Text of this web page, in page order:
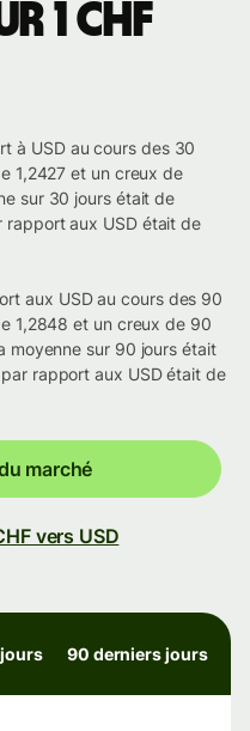
1 CHF
à USD au cours des 30
1,2427 et un creux de
sur 30 jours était de
rapport aux USD était de
aux USD au cours des 90
1,2848 et un creux de 90
moyenne sur 90 jours était
rapport aux USD était de
marché
vers USD
90 derniers jours